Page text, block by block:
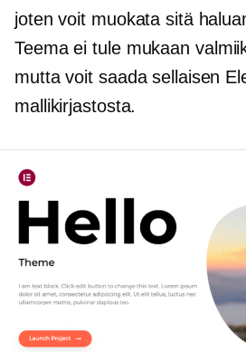
joten voit muokata sitä
Teema ei tule mukaan
mutta voit saada sellaisen
mallikirjastosta.